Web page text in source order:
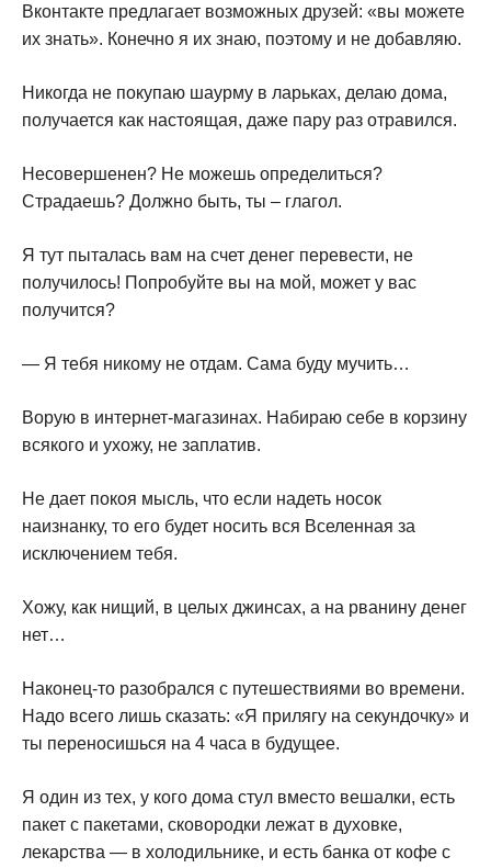
Вконтакте предлагает возможных друзей: «вы можете
их знать». Конечно я их знаю, поэтому и не добавляю.
Никогда не покупаю шаурму в ларьках, делаю дома,
получается как настоящая, даже пару раз отравился.
Несовершенен? Не можешь определиться?
Страдаешь? Должно быть, ты – глагол.
Я тут пыталась вам на счет денег перевести, не
получилось! Попробуйте вы на мой, может у вас
получится?
— Я тебя никому не отдам. Сама буду мучить…
Ворую в интернет-магазинах. Набираю себе в корзину
всякого и ухожу, не заплатив.
Не дает покоя мысль, что если надеть носок
наизнанку, то его будет носить вся Вселенная за
исключением тебя.
Хожу, как нищий, в целых джинсах, а на рванину денег
нет…
Наконец-то разобрался с путешествиями во времени.
Надо всего лишь сказать: «Я прилягу на секундочку» и
ты переносишься на 4 часа в будущее.
Я один из тех, у кого дома стул вместо вешалки, есть
пакет с пакетами, сковородки лежат в духовке,
лекарства — в холодильнике, и есть банка от кофе с